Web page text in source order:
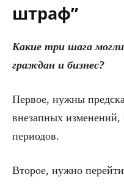
штраф”
Какие три шага
граждан и бизнес?
Первое, нужны
внезапных
периодов.
Второе, нужно